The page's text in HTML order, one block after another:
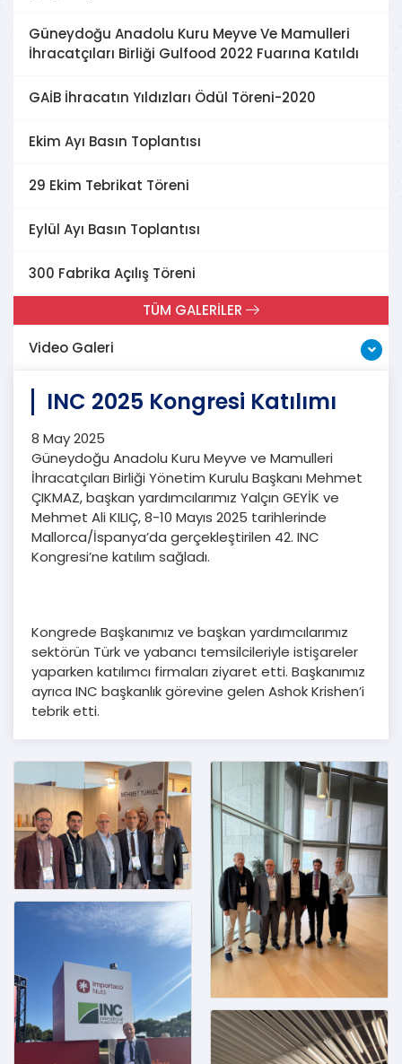
Güneydoğu Anadolu Kuru Meyve Ve Mamulleri
İhracatçıları Birliği Gulfood 2022 Fuarına Katıldı
GAİB İhracatın Yıldızları Ödül Töreni-2020
Ekim Ayı Basın Toplantısı
29 Ekim Tebrikat Töreni
Eylül Ayı Basın Toplantısı
300 Fabrika Açılış Töreni
TÜM GALERİLER
Video Galeri
INC 2025 Kongresi Katılımı
8 May 2025
Güneydoğu Anadolu Kuru Meyve ve Mamulleri
İhracatçıları Birliği Yönetim Kurulu Başkanı Mehmet
ÇIKMAZ, başkan yardımcılarımız Yalçın GEYİK ve
Mehmet Ali KILIÇ, 8-10 Mayıs 2025 tarihlerinde
Mallorca/İspanya’da gerçekleştirilen 42. INC
Kongresi’ne katılım sağladı.
Kongrede Başkanımız ve başkan yardımcılarımız
sektörün Türk ve yabancı temsilcileriyle istişareler
yaparken katılımcı firmaları ziyaret etti. Başkanımız
ayrıca INC başkanlık görevine gelen Ashok Krishen’i
tebrik etti.